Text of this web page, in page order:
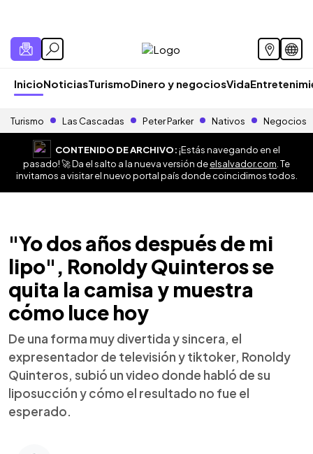
InicioNoticiasTurismoDinero y negociosVida
Turismo Las Cascadas Peter Parker Nativos Negocios
CONTENIDO DE ARCHIVO:¡Estás navegando en el
pasado! 🚀 Da el salto a la nueva versión deelsalvador.com . Te
invitamos a visitar el nuevo portal país donde coincidimos todos.
"Yo dos años después de mi
lipo", Ronoldy Quinteros se
quita la camisa y muestra
cómo luce hoy
De una forma muy divertida y sincera, el
expresentador de televisión y tiktoker, Ronoldy
Quinteros, subió un video donde habló de su
liposucción y cómo el resultado no fue el
esperado.